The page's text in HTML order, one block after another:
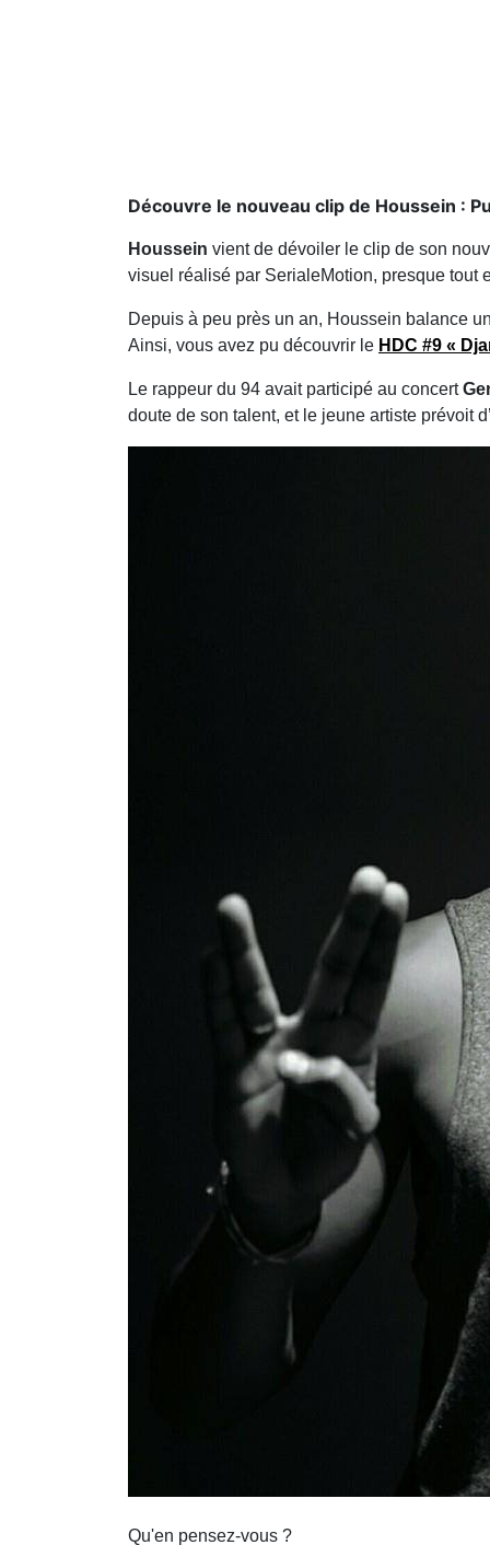
Découvre le nouveau clip de Houssein :
Houssein vient de dévoiler le clip de son
visuel réalisé par SerialeMotion, presque tout
Depuis à peu près un an, Houssein balance
Ainsi, vous avez pu découvrir le HDC #9 «
Le rappeur du 94 avait participé au concert
doute de son talent, et le jeune artiste prévoit
Qu'en pensez-vous ?